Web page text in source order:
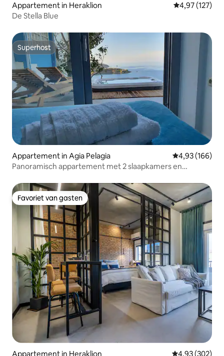
Appartement in Heraklion Gemiddelde
4,97 (127)
De Stella Blue
Superhost
Superhost
Appartement in Agia Pelagia Gemiddelde
4,93 (166)
Panoramisch appartement met 2 slaapkamers en
Favoriet van gasten
Favoriet van gasten
Appartement in Heraklion Gemiddelde
4,93 (302)